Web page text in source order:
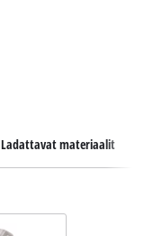
Ladattavat materiaalit